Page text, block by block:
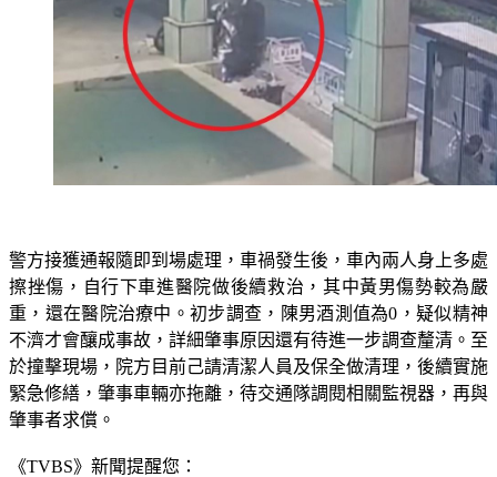
警方接獲通報隨即到場處理，車禍發生後，車內兩人身上多處
擦挫傷，自行下車進醫院做後續救治，其中黃男傷勢較為嚴
重，還在醫院治療中。初步調查，陳男酒測值為0，疑似精神
不濟才會釀成事故，詳細肇事原因還有待進一步調查釐清。至
於撞擊現場，院方目前己請清潔人員及保全做清理，後續實施
緊急修繕，肇事車輛亦拖離，待交通隊調閱相關監視器，再與
肇事者求償。
《TVBS》新聞提醒您：